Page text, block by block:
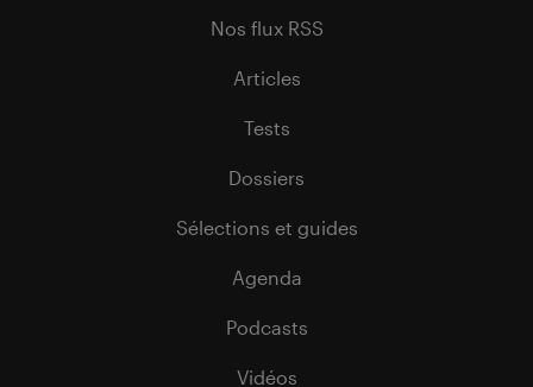
Nos flux RSS
Articles
Tests
Dossiers
Sélections et guides
Agenda
Podcasts
Vidéos